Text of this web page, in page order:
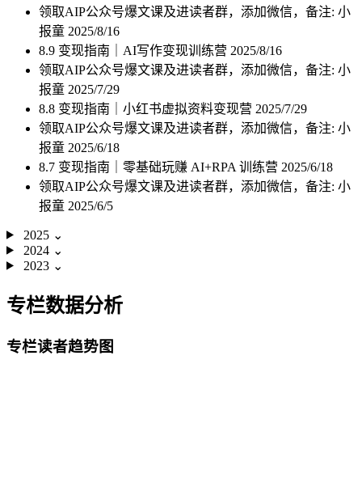
领取AIP公众号爆文课及进读者群，添加微信，备注: 小
报童 2025/8/16
8.9 变现指南｜AI写作变现训练营 2025/8/16
领取AIP公众号爆文课及进读者群，添加微信，备注: 小
报童 2025/7/29
8.8 变现指南｜小红书虚拟资料变现营 2025/7/29
领取AIP公众号爆文课及进读者群，添加微信，备注: 小
报童 2025/6/18
8.7 变现指南｜零基础玩赚 AI+RPA 训练营 2025/6/18
领取AIP公众号爆文课及进读者群，添加微信，备注: 小
报童 2025/6/5
2025 ⌄
2024 ⌄
2023 ⌄
专栏数据分析
专栏读者趋势图